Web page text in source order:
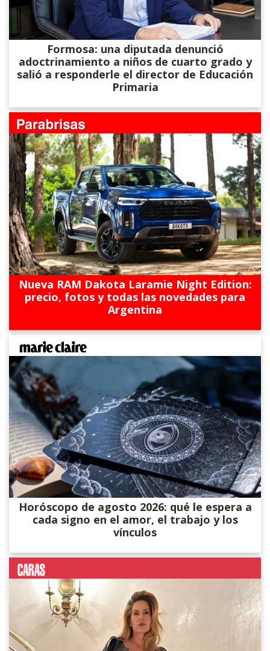
Formosa: una diputada denunció
adoctrinamiento a niños de cuarto grado y
salió a responderle el director de Educación
Primaria
Nueva RAM Dakota Laramie Night Edition:
precio, fotos y todas las novedades para
Argentina
Horóscopo de agosto 2026: qué le espera a
cada signo en el amor, el trabajo y los
vínculos